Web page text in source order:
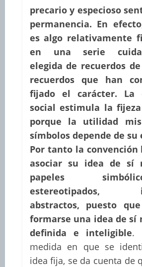
precario y especioso
permanencia. En
es algo relativamente
en una serie
elegida de recuerdos
recuerdos que han
fijado el carácter. La
social estimula la
porque la utilidad
símbolos depende de su
Por tanto la
asociar su idea de sí
papeles
estereotipados,
abstractos, puesto
formarse una idea de sí
definida e inteligible.
medida en que se
idea fija, se da cuenta de